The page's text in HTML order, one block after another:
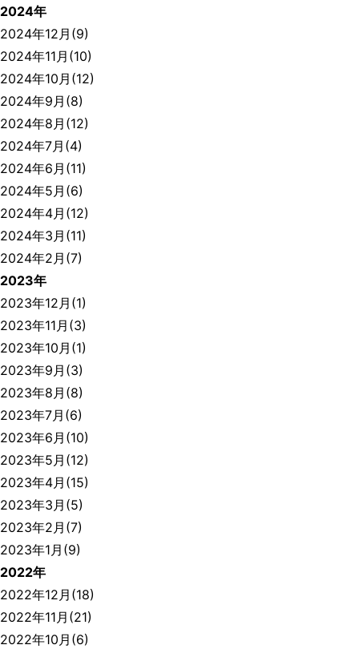
2024年
2024年12月(9)
2024年11月(10)
2024年10月(12)
2024年9月(8)
2024年8月(12)
2024年7月(4)
2024年6月(11)
2024年5月(6)
2024年4月(12)
2024年3月(11)
2024年2月(7)
2023年
2023年12月(1)
2023年11月(3)
2023年10月(1)
2023年9月(3)
2023年8月(8)
2023年7月(6)
2023年6月(10)
2023年5月(12)
2023年4月(15)
2023年3月(5)
2023年2月(7)
2023年1月(9)
2022年
2022年12月(18)
2022年11月(21)
2022年10月(6)